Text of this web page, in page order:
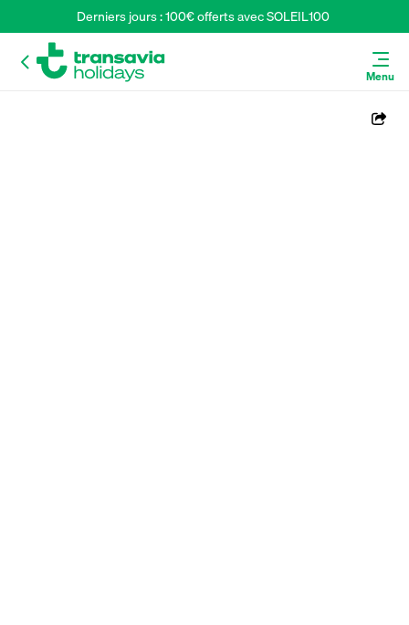
Derniers jours : 100€ offerts avec SOLEIL100
Menu